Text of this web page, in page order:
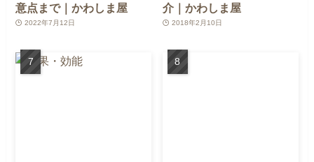
意点まで｜かわしま屋
2022年7月12日
介｜かわしま屋
2018年2月10日